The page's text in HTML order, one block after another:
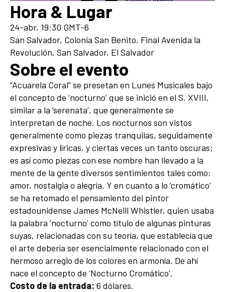
Hora & Lugar
24-abr, 19:30 GMT-6
San Salvador, Colonia San Benito, Final Avenida la
Revolución, San Salvador, El Salvador
Sobre el evento
“Acuarela Coral” se presetan en Lunes Musicales bajo
el concepto de ‘nocturno’ que se inició en el S. XVIII,
similar a la ‘serenata’, que generalmente se
interpretan de noche. Los nocturnos son vistos
generalmente como piezas tranquilas, seguidamente
expresivas y líricas, y ciertas veces un tanto oscuras;
es así como piezas con ese nombre han llevado a la
mente de la gente diversos sentimientos tales como:
amor, nostalgia o alegría. Y en cuanto a lo ‘cromático’
se ha retomado el pensamiento del pintor
estadounidense James McNeill Whistler, quien usaba
la palabra ‘nocturno’ como título de algunas pinturas
suyas, relacionadas con su teoría, que establecía que
el arte debería ser esencialmente relacionado con el
hermoso arreglo de los colores en armonía. De ahí
nace el concepto de ‘Nocturno Cromático’.
Costo de la entrada: 6 dólares.